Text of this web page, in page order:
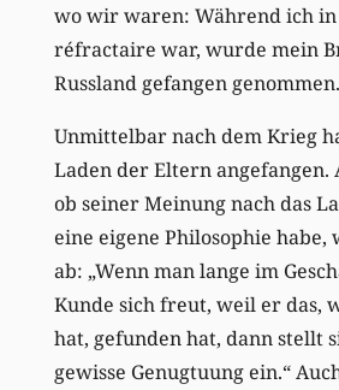
wo wir waren: Während ich
réfractaire war, wurde mein
Russland gefangen
Unmittelbar nach dem Krieg
Laden der Eltern angefangen.
ob seiner Meinung nach das
eine eigene Philosophie habe,
ab: „Wenn man lange im
Kunde sich freut, weil er das,
hat, gefunden hat, dann stellt
gewisse Genugtuung ein.“